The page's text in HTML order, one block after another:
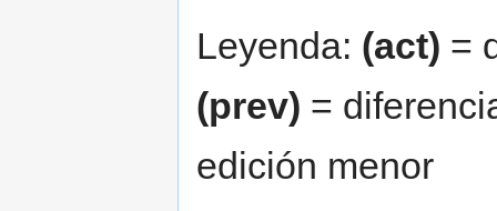
Leyenda: (act) =
(prev) =
edición menor